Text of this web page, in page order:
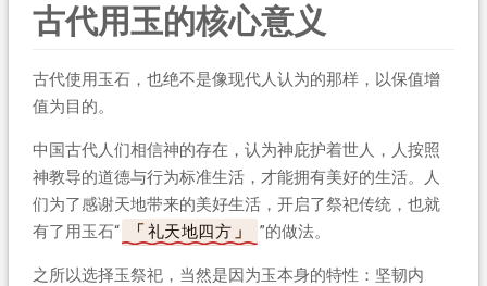
古代用玉的核心意义
古代使用玉石，也绝不是像现代人认为的那样，以保值增
值为目的。
中国古代人们相信神的存在，认为神庇护着世人，人按照
神教导的道德与行为标准生活，才能拥有美好的生活。人
们为了感谢天地带来的美好生活，开启了祭祀传统，也就
有了用玉石“
礼天地四方 ”的做法。
之所以选择玉祭祀，当然是因为玉本身的特性：坚韧内